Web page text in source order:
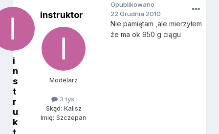
i
n
s
t
r
u
k
instruktor
Modelarz
3 tys.
Skąd: Kalisz
Imię: Szczepan
Opublikowano
22 Grudnia 2010
Nie pamiętam ,ale mierzyłem
że ma ok 950 g ciągu